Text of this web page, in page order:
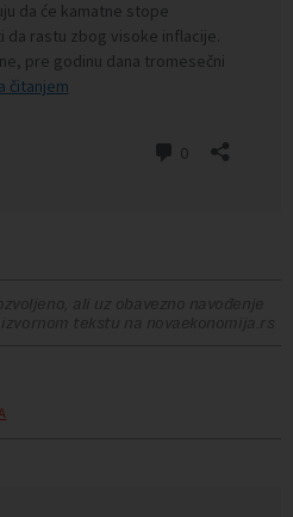
ali uz obavezno navođenje
tekstu na novaekonomija.rs